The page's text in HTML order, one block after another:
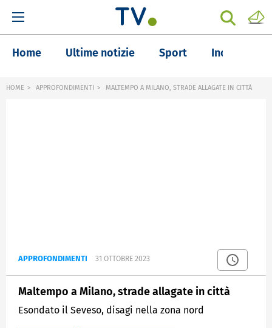
Home Ultime notizie Sport Inchieste
HOME APPROFONDIMENTI MALTEMPO A MILANO, STRADE ALLAGATE IN CITTÀ
APPROFONDIMENTI 31 OTTOBRE 2023
Maltempo a Milano, strade allagate in città
Esondato il Seveso, disagi nella zona nord